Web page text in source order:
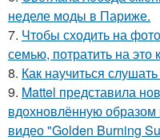
неделе моды в Париже.
7. Чтобы сходить на
семью, потратить на это
8. Как научиться
9. Mattel представила
вдохновлённую
видео "Golden Burning